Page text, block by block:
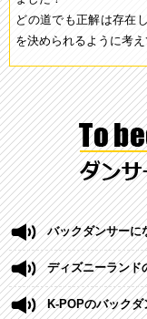
どの道でも正解は存在
を決められるように考え
バックダンサーに
ディズニーランド
K-POPのバック